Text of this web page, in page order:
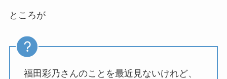
ところが
福田彩乃さんのことを最近見ないけれど、